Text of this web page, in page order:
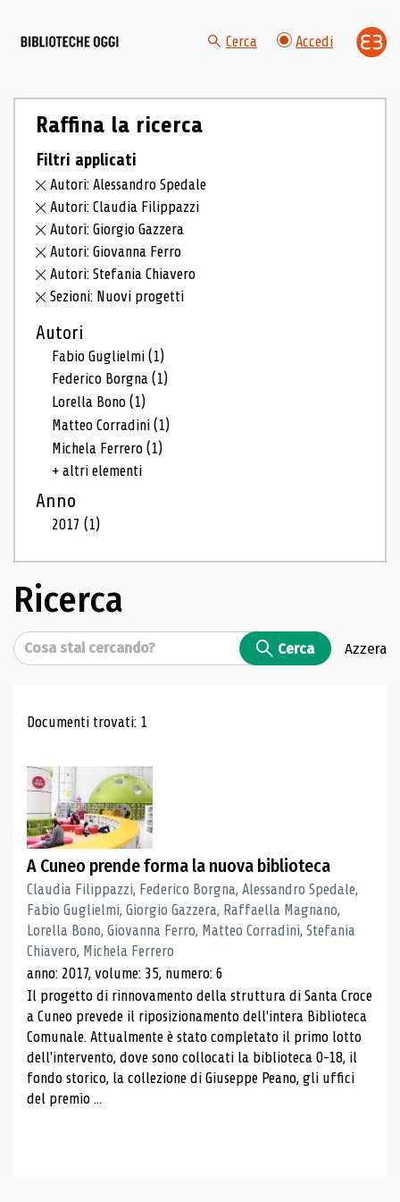
Cerca Accedi
Raffina la ricerca
Filtri applicati
Autori: Alessandro Spedale
Autori: Claudia Filippazzi
Autori: Giorgio Gazzera
Autori: Giovanna Ferro
Autori: Stefania Chiavero
Sezioni: Nuovi progetti
Autori
Fabio Guglielmi(1)
Federico Borgna(1)
Lorella Bono(1)
Matteo Corradini(1)
Michela Ferrero(1)
+ altri elementi
Anno
2017(1)
Ricerca
Cerca Cerca Azzera
Risultati di ricerca
Documenti trovati: 1
A Cuneo prende forma la nuova biblioteca
Claudia Filippazzi, Federico Borgna, Alessandro Spedale,
Fabio Guglielmi, Giorgio Gazzera, Raffaella Magnano,
Lorella Bono, Giovanna Ferro, Matteo Corradini, Stefania
Chiavero, Michela Ferrero
anno: 2017, volume: 35, numero: 6
Il progetto di rinnovamento della struttura di Santa Croce
a Cuneo prevede il riposizionamento dell'intera Biblioteca
Comunale. Attualmente è stato completato il primo lotto
dell'intervento, dove sono collocati la biblioteca 0-18, il
fondo storico, la collezione di Giuseppe Peano, gli uffici
del premio ...